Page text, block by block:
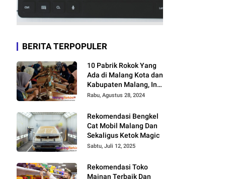
BERITA TERPOPULER
10 Pabrik Rokok Yang
Ada di Malang Kota dan
Kabupaten Malang, Ini
Alamat dan
Rabu, Agustus 28, 2024
Rekomendasi Bengkel
Cat Mobil Malang Dan
Sekaligus Ketok Magic
Sabtu, Juli 12, 2025
Rekomendasi Toko
Mainan Terbaik Dan